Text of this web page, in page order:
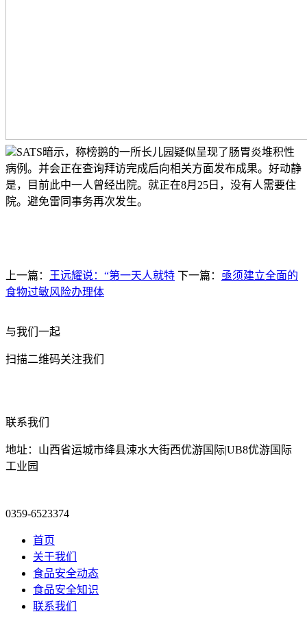
SATS暗示，称榜鹅的一所长儿园疑似呈现了肠胃炎堆积性
病例。并会正在查询拜访完成后向相关方面发布成果。好动静
是，目前此中一人曾经出院。就正在8月25日，没有人需要住
院。避免雷同事务再次发生。
上一篇： 王远耀说：“第一天人就特 下一篇： 亟须建立全面的
食物过敏风险办理体
与我们一起
扫描二维码关注我们
联系我们
地址：山西省运城市绛县涑水大街西优游国际|UB8优游国际
工业园
0359-6523374
首页
关于我们
食品安全动态
食品安全知识
联系我们